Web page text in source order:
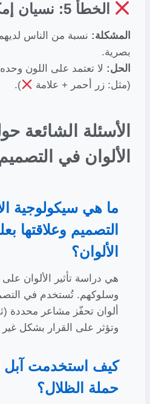
الخطأ 5: نسيان إمكانية الوصول
المشكلة: نسبة من الناس
بصرية.
الحل: لا تعتمد على اللون
(مثل: زر أحمر + علامة
).
الأسئلة الشائعة
الألوان في
ما هي سيكولوجية
التصميم وعلاقتها
الألوان؟
هي دراسة تأثير الألوان
وسلوكهم. تُستخدم في
ألوان تحفّز مشاعر محددة
وتؤثر على القرار بشكل
كيف استخدمت آبل
حملة الظلال؟